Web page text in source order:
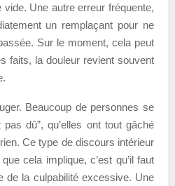
Une autre erreur fréquente,
un remplaçant pour ne
Sur le moment, cela peut
faits, la douleur revient souvent
Beaucoup de personnes se
pas dû”, qu’elles ont tout gâché
Ce type de discours intérieur
cela implique, c’est qu’il faut
de la culpabilité excessive. Une